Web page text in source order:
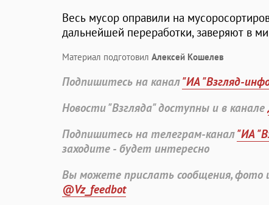
Весь мусор оправили на
дальнейшей переработки, заверяют в
Материал подготовил Алексей Кошелев
Подпишитесь на канал"ИА "Взгляд-
Новости "Взгляда" доступны и в канале
Подпишитесь на телеграм-канал"ИА
заходите - будет интересно
Вы можете прислать сообщения, фото
@Vz_feedbot